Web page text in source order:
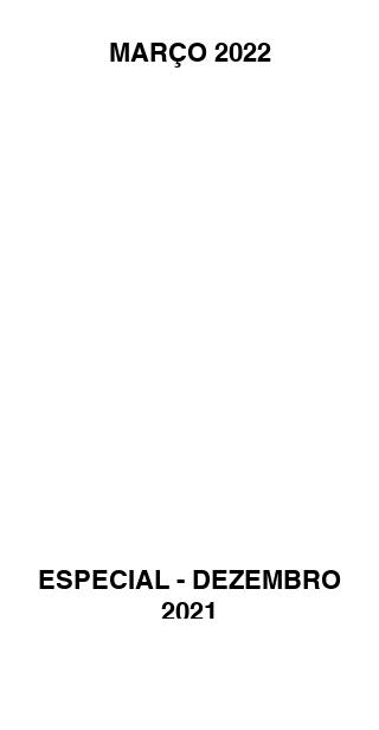
MARÇO 2022
ESPECIAL - DEZEMBRO
2021